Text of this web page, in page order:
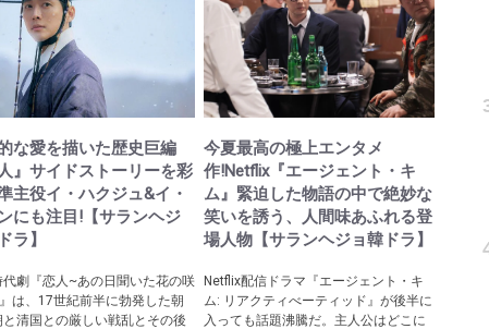
な愛を描いた歴史巨編
人』サイドストーリーを彩
主役イ・ハクジュ&イ・
にも注目!【サランヘジ
ラ】
代劇『恋人~あの日聞いた花の咲
は、17世紀前半に勃発した朝
と清国との厳しい戦乱とその後
今夏最高の極上エンタメ
作!Netflix『エージェント・キ
ム』緊迫した物語の中で絶妙な
笑いを誘う、人間味あふれる登
場人物【サランヘジョ韓ドラ】
Netflix配信ドラマ『エージェント・キ
ム: リアクティべーティッド』が後半に
入っても話題沸騰だ。主人公はどこに